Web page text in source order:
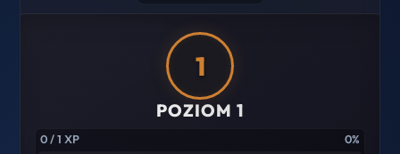
1
POZIOM 1
0 / 1 XP 0%